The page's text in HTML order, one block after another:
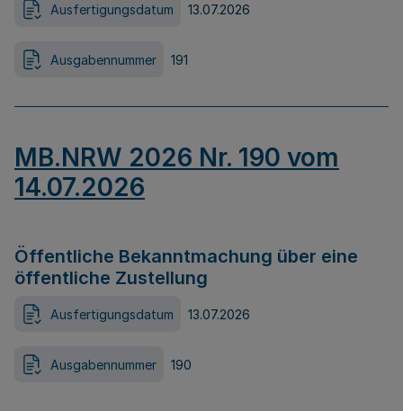
Ausfertigungsdatum 13.07.2026
Ausgabennummer 191
MB.NRW 2026 Nr. 190 vom
14.07.2026
Öffentliche Bekanntmachung über eine
öffentliche Zustellung
Ausfertigungsdatum 13.07.2026
Ausgabennummer 190